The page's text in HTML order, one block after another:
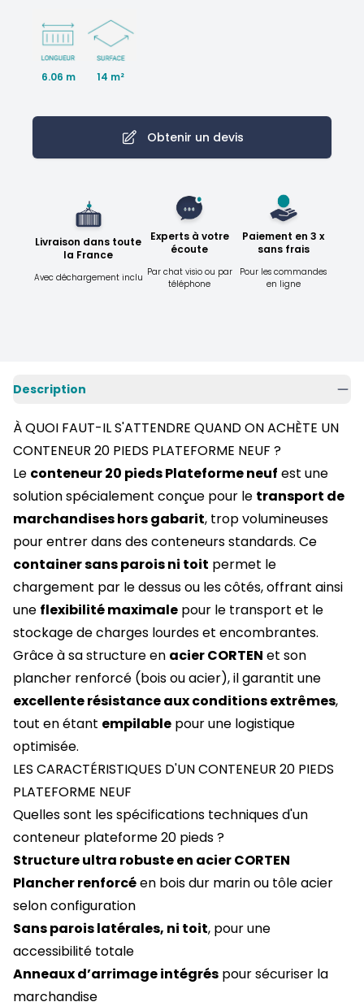
6.06 m 14 m²
Obtenir un devis
Livraison dans toute
la France
Avec déchargement inclu
Experts à votre
écoute
Par chat visio ou par
téléphone
Paiement en 3 x
sans frais
Pour les commandes
en ligne
Description
À QUOI FAUT-IL S'ATTENDRE QUAND ON ACHÈTE UN
CONTENEUR 20 PIEDS PLATEFORME NEUF ?
Le conteneur 20 pieds Plateforme neuf est une
solution spécialement conçue pour le transport de
marchandises hors gabarit, trop volumineuses
pour entrer dans des conteneurs standards. Ce
container sans parois ni toit permet le
chargement par le dessus ou les côtés, offrant ainsi
une flexibilité maximale pour le transport et le
stockage de charges lourdes et encombrantes.
Grâce à sa structure en acier CORTEN et son
plancher renforcé (bois ou acier), il garantit une
excellente résistance aux conditions extrêmes,
tout en étant empilable pour une logistique
optimisée.
LES CARACTÉRISTIQUES D'UN CONTENEUR 20 PIEDS
PLATEFORME NEUF
Quelles sont les spécifications techniques d'un
conteneur plateforme 20 pieds ?
Structure ultra robuste en acier CORTEN
Plancher renforcéen bois dur marin ou tôle acier
selon configuration
Sans parois latérales, ni toit, pour une
accessibilité totale
Anneaux d’arrimage intégrés pour sécuriser la
marchandise